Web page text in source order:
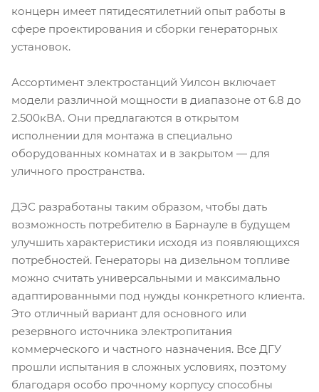
концерн имеет пятидесятилетний опыт работы в
сфере проектирования и сборки генераторных
установок.
Ассортимент электростанций Уилсон включает
модели различной мощности в диапазоне от 6.8 до
2.500кВА. Они предлагаются в открытом
исполнении для монтажа в специально
оборудованных комнатах и в закрытом — для
уличного пространства.
ДЭС разработаны таким образом, чтобы дать
возможность потребителю в Барнауле в будущем
улучшить характеристики исходя из появляющихся
потребностей. Генераторы на дизельном топливе
можно считать универсальными и максимально
адаптированными под нужды конкретного клиента.
Это отличный вариант для основного или
резервного источника электропитания
коммерческого и частного назначения. Все ДГУ
прошли испытания в сложных условиях, поэтому
благодаря особо прочному корпусу способны